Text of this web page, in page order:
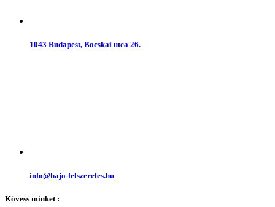
1043 Budapest, Bocskai utca 26.
info@hajo-felszereles.hu
Kövess minket :